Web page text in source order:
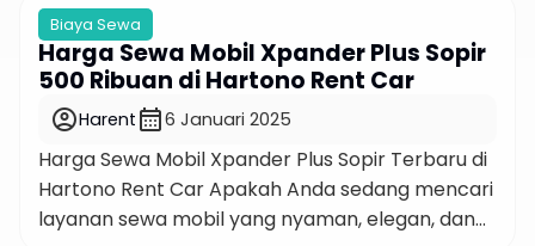
keperluan pribadi. Namun, berapa sebenarnya
biaya sewa mobil harian terbaru di tahun ini?
Artikel ini membahas rincian harga, faktor yang
memengaruhi biaya, hingga tips memilih
penyedia rental yang sesuai dengan […]
Biaya Sewa
Harga Sewa Mobil Xpander Plus Sopir
500 Ribuan di Hartono Rent Car
account_circleHarent calendar_month6 Januari 2025
Harga Sewa Mobil Xpander Plus Sopir Terbaru di
Hartono Rent Car Apakah Anda sedang mencari
layanan sewa mobil yang nyaman, elegan, dan